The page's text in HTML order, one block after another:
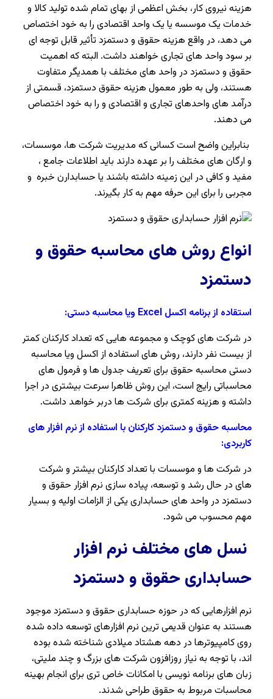
هزینه نیروی کار، بخش اعظمی از بهای تمام شده تولید کالا و
خدمات یک موسسه یا یک واحد اقتصادی را به خود اختصاص
می دهد، در واقع هزینه حقوق و دستمزد تأثیر قابل توجه ای
بر سود واحد های تجاری خواهند داشت. البته که اهمیت
حقوق و دستمزد در واحد های مختلف با همدیگر متفاوت
هستند، ولی به طور معمول هزینه حقوق دستمزد، قسمتی از
درآمد های واحدهای تجاری و اقتصادی و را به خود اختصاص
می دهند.
بنابراین واضح است کسانی که مدیریت شرکت ها، موسسات،
و ارگان های مختلف را بر عهده دارند باید اطلاعات جامع ،
مفید و کافی در این زمینه داشته باشند یا حسابدارن خبره و
مجربی را برای این حرفه مهم به کار بگیرند.
انواع روش های محاسبه حقوق و
دستمزد
استقاده از برنامه اکسل Excel ویا محاسبه دستی:
در شرکت های کوچک و مجموعه هایی که تعداد کارکنان کمتر
از بیست نفر دارند، روش های استفاده از اکسل ویا محاسبه
دستی محاسبه حقوق برای تعریف جدول ها و فرمول های
محاسباتی رایج است، این روش ظاهرا سرعت بیشتری در اجرا
داشته و هزینه کمتری برای شرکت ها دربر خواهد داشت.
محاسبه حقوق و دستمزد کارکنان با استفاده از نرم افزار های
کاربردی:
در شرکت ها و موسسات با تعداد کارکنان بیشتر و شرکت
های در حال رشد و توسعه، پیاده سازی نرم افزار حقوق و
دستمزد در واحد های حسابداری یکی از الزامات اولیه و بسیار
مهم محسوب می شود.
نسل های مختلف نرم افزار
حسابداری حقوق و دستمزد
نرم افزارهایی که در حوزه حسابداری حقوق و دستمزد موجود
هستند به عنوان قدیمی ترین نرم افزارهای توسعه داده شده
روی کامپیوترها در دهه هشتاد میلادی شناخته شده بوده
اند، با توجه به نیاز روزافزون شرکت های بزرگ و چند ملیتی،
زبان های برنامه نویسی با امکانات خاص تری برای انجام بهینه
محاسبات مربوط به حقوق طراحی شدند.